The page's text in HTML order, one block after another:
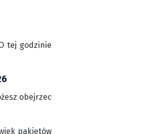
tej godzinie
obejrzec
pakietów